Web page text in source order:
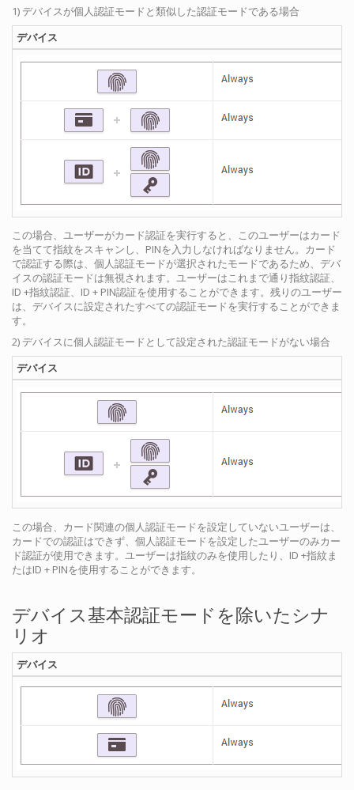
1) デバイスが個人認証モードと類似した認証モードである場合
デバイス
この場合、ユーザーがカード認証を実行すると、このユーザーはカード
を当てて指紋をスキャンし、PINを入力しなければなりません。カード
で認証する際は、個人認証モードが選択されたモードであるため、デバ
イスの認証モードは無視されます。ユーザーはこれまで通り指紋認証、
ID +指紋認証、ID + PIN認証を使用することができます。残りのユーザー
は、デバイスに設定されたすべての認証モードを実行することができま
す。
2) デバイスに個人認証モードとして設定された認証モードがない場合
デバイス
この場合、カード関連の個人認証モードを設定していないユーザーは、
カードでの認証はできず、個人認証モードを設定したユーザーのみカー
ド認証が使用できます。ユーザーは指紋のみを使用したり、ID +指紋ま
たはID + PINを使用することができます。
デバイス基本認証モードを除いたシナ
リオ
デバイス